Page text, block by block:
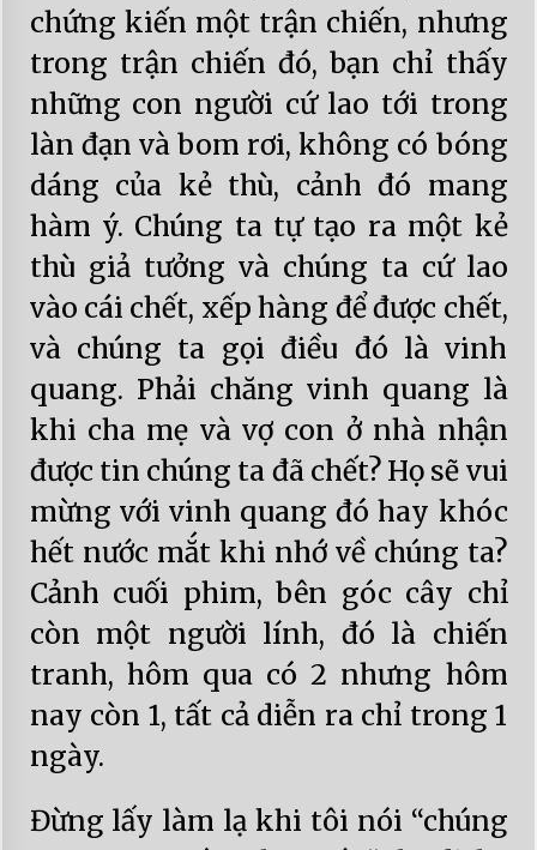
chứng kiến một trận chiến, nhưng
trong trận chiến đó, bạn chỉ thấy
những con người cứ lao tới trong
làn đạn và bom rơi, không có bóng
dáng của kẻ thù, cảnh đó mang
hàm ý. Chúng ta tự tạo ra một kẻ
thù giả tưởng và chúng ta cứ lao
vào cái chết, xếp hàng để được chết,
và chúng ta gọi điều đó là vinh
quang. Phải chăng vinh quang là
khi cha mẹ và vợ con ở nhà nhận
được tin chúng ta đã chết? Họ sẽ vui
mừng với vinh quang đó hay khóc
hết nước mắt khi nhớ về chúng ta?
Cảnh cuối phim, bên góc cây chỉ
còn một người lính, đó là chiến
tranh, hôm qua có 2 nhưng hôm
nay còn 1, tất cả diễn ra chỉ trong 1
ngày.
Đừng lấy làm lạ khi tôi nói “chúng